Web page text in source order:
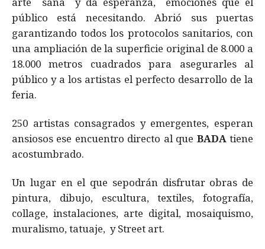
público está necesitando. Abrió sus puertas
garantizando todos los protocolos sanitarios, con
una ampliación de la superficie original de 8.000 a
18.000 metros cuadrados para asegurarles al
público y a los artistas el perfecto desarrollo de la
feria.
250 artistas consagrados y emergentes, esperan
ansiosos ese encuentro directo al que BADAtiene
acostumbrado.
Un lugar en el que sepodrán disfrutar obras de
pintura, dibujo, escultura, textiles, fotografía,
collage, instalaciones, arte digital, mosaiquismo,
muralismo, tatuaje, y Street art.